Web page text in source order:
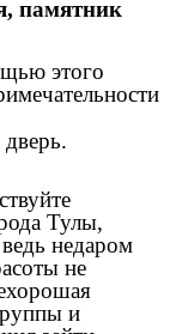
памятник
этого
Тулы,
недаром
не
и